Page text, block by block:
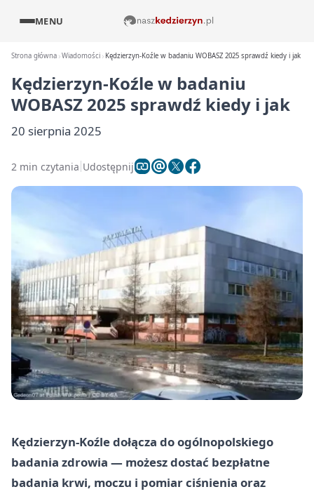
MENU
Strona główna Wiadomości Kędzierzyn-Koźle w badaniu WOBASZ 2025 sprawdź kiedy i jak
Kędzierzyn-Koźle w badaniu
WOBASZ 2025 sprawdź kiedy i jak
20 sierpnia 2025
2 min czytania Udostępnij
Kędzierzyn-Koźle dołącza do ogólnopolskiego
badania zdrowia — możesz dostać bezpłatne
badania krwi, moczu i pomiar ciśnienia oraz